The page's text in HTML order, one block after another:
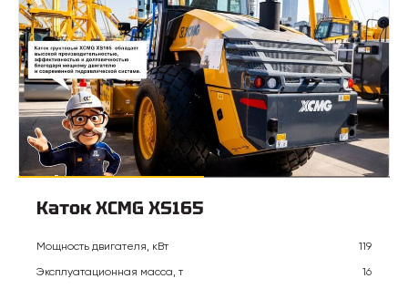
Каток XCMG XS165
Мощность двигателя, кВт
119
Эксплуатационная масса, т
16